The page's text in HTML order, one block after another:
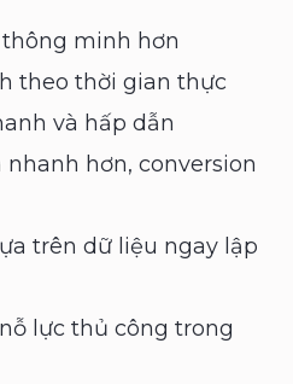
minh hơn
theo thời gian thực
và hấp dẫn
nhanh hơn, conversion
trên dữ liệu ngay lập
lực thủ công trong